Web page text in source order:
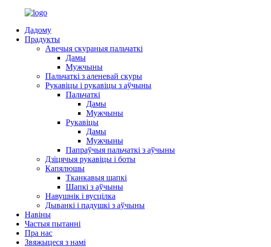
Дадому
Прадукты
Авечыя скураныя пальчаткі
Дамы
Мужчыны
Пальчаткі з аленевай скуры
Рукавіцы і рукавіцы з аўчыны
Пальчаткі
Дамы
Мужчыны
Рукавіцы
Дамы
Мужчыны
Папраўчыя пальчаткі з аўчыны
Дзіцячыя рукавіцы і боты
Капялюшы
Тканкавыя шапкі
Шапкі з аўчыны
Навушнік і вусцілка
Дыванкі і падушкі з аўчыны
Навіны
Частыя пытанні
Пра нас
Звяжыцеся з намі